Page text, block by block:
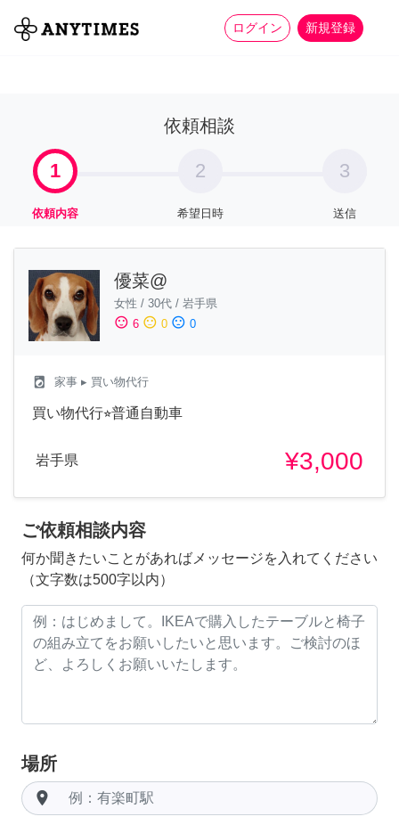
ログイン 新規登録
全て 家事 more_horiz
依頼相談
1
依頼内容
2
希望日時
3
送信
優菜@
女性 / 30代 / 岩手県
sentiment_satisfied 6 sentiment_neutral 0 sentiment_dissatisfied 0
local_laundry_service 家事 ▸ 買い物代行
買い物代行⭐︎普通自動車
岩手県 ¥3,000
ご依頼相談内容
何か聞きたいことがあればメッセージを入れてください
（文字数は500字以内）
場所
room